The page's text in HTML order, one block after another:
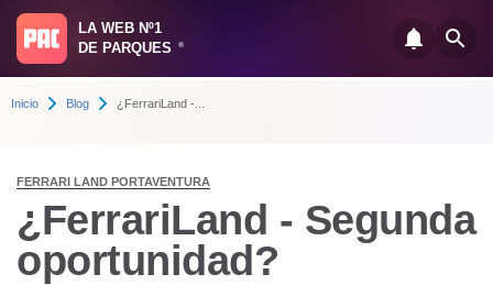
LA WEB Nº1
DE PARQUES
®
Inicio Blog ¿FerrariLand -...
FERRARI LAND PORTAVENTURA
¿FerrariLand - Segunda
oportunidad?